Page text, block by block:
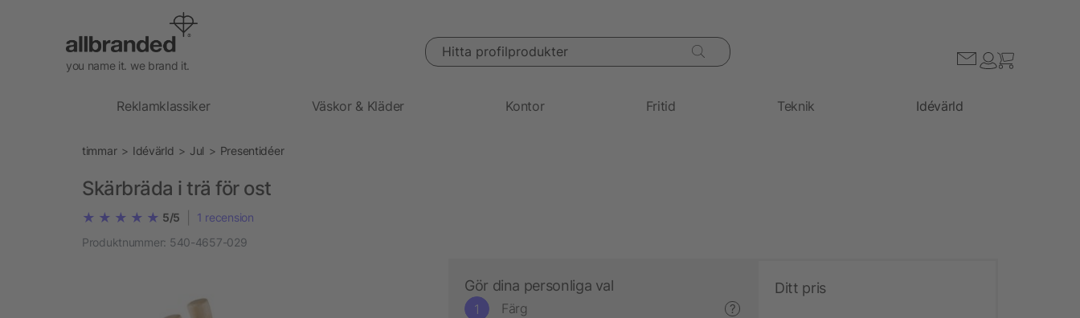
you name it. we brand it.
Hitta profilprodukter
Reklamklassiker Väskor & Kläder Kontor Fritid Teknik Idévärld
timmar Idévärld Jul Presentidéer
Skärbräda i trä för ost
5/5 1 recension
Produktnummer: 540-4657-029
Gör dina personliga val
Färg ?
Ditt pris